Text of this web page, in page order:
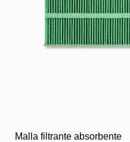
Malla filtrante absorbente